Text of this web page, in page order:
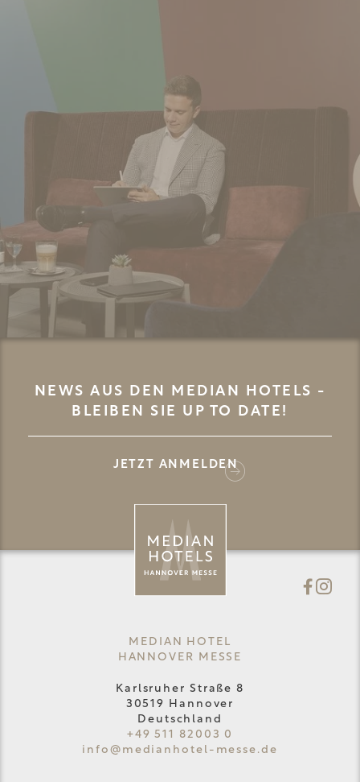
NEWS AUS DEN MEDIAN HOTELS -
BLEIBEN SIE UP TO DATE!
JETZT ANMELDEN
MEDIAN HOTEL
HANNOVER MESSE
Karlsruher Straße 8
30519 Hannover
Deutschland
+49 511 82003 0
info@ medianhotel-messe.de